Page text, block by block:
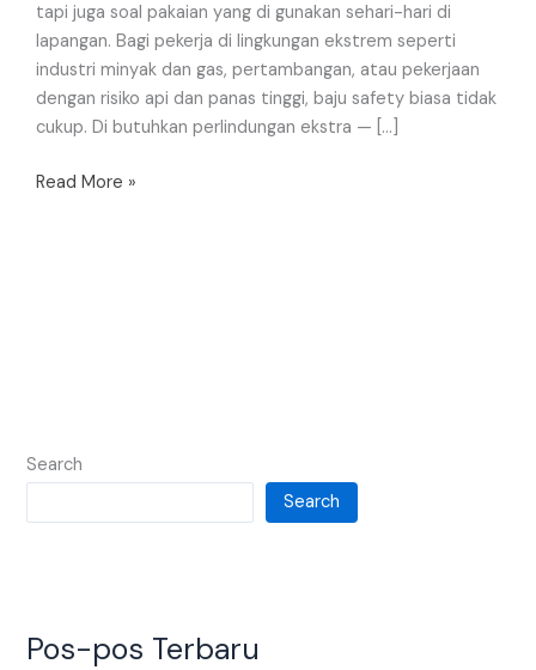
tapi juga soal pakaian yang di gunakan sehari-hari di
lapangan. Bagi pekerja di lingkungan ekstrem seperti
industri minyak dan gas, pertambangan, atau pekerjaan
dengan risiko api dan panas tinggi, baju safety biasa tidak
cukup. Di butuhkan perlindungan ekstra — […]
Read More »
Search
Search
Pos-pos Terbaru